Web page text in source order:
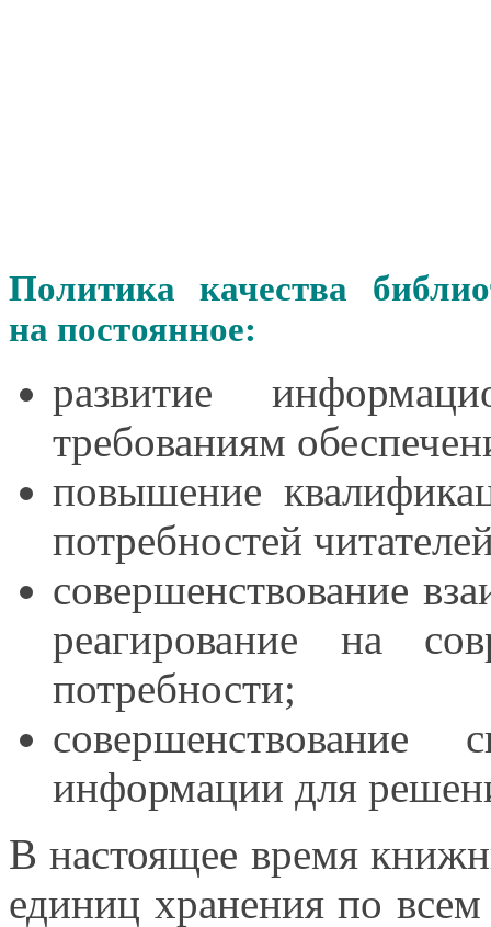
Политика качества
на постоянное:
развитие
требованиям
повышение
потребностей
совершенствование
реагирование на
потребности;
информации для
В настоящее время
единиц хранения по